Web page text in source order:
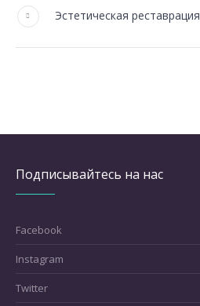
Эстетическая реставрация
Подписывайтесь на нас
Facebook
Instagram
Twitter